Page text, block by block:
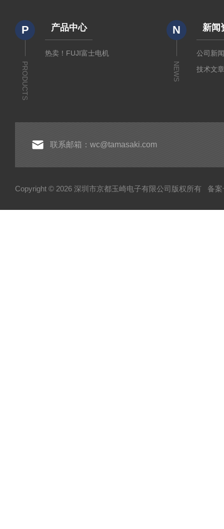
P
PRODUCTS
产品中心
热卖！FUJI富士电机
N
NEWS
新闻
公司新
技术文
联系邮箱：wc@tamasaki.com
Copyright © 2026 深圳市京都玉崎电子有限公司版权所有 备案